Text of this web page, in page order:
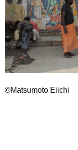
©Matsumoto Eiichi